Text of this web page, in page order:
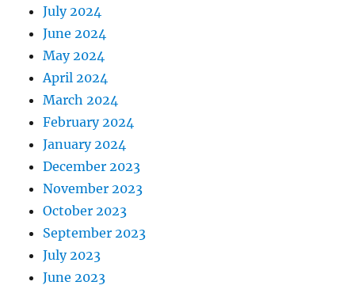
July 2024
June 2024
May 2024
April 2024
March 2024
February 2024
January 2024
December 2023
November 2023
October 2023
September 2023
July 2023
June 2023